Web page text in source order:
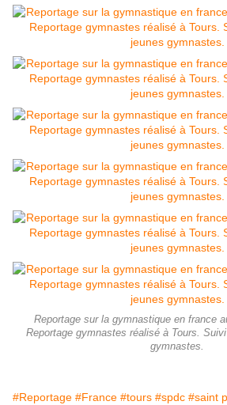
Reportage sur la gymnastique en france
Reportage gymnastes réalisé à Tours.
gymnastes.
#Reportage #France #tours #spdc #saint